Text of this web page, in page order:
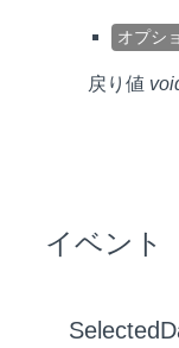
オプシ
戻り値
イベント
Selected